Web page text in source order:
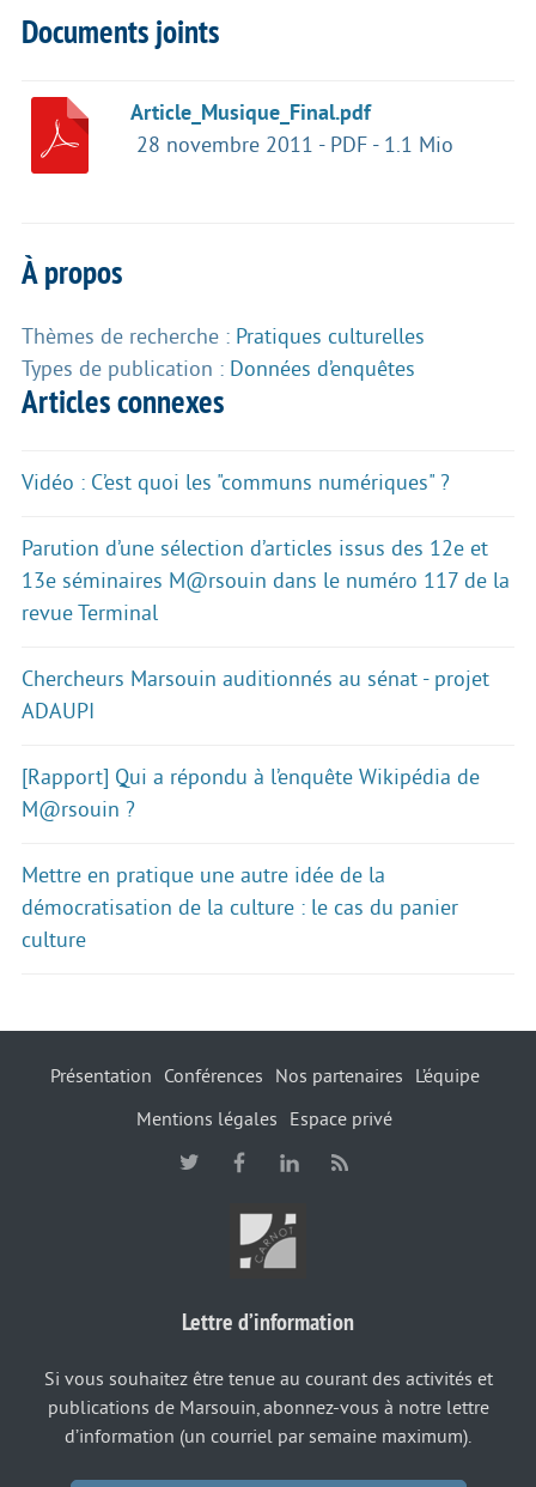
Documents joints
Article_Musique_Final.pdf
28 novembre 2011 - PDF - 1.1 Mio
À propos
Thèmes de recherche : Pratiques culturelles
Types de publication : Données d’enquêtes
Articles connexes
Vidéo : C’est quoi les "communs numériques" ?
Parution d’une sélection d’articles issus des 12e et
13e séminaires M@rsouin dans le numéro 117 de la
revue Terminal
Chercheurs Marsouin auditionnés au sénat - projet
ADAUPI
[Rapport] Qui a répondu à l’enquête Wikipédia de
M@rsouin ?
Mettre en pratique une autre idée de la
démocratisation de la culture : le cas du panier
culture
Présentation Conférences Nos partenaires
L’équipe
Mentions légales
Espace privé
Lettre d’information
Si vous souhaitez être tenue au courant des activités et
publications de Marsouin, abonnez-vous à notre lettre
d’information (un courriel par semaine maximum).